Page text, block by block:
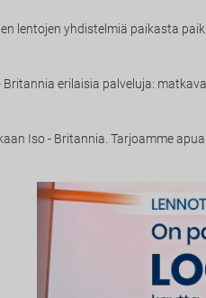
lentojen yhdistelmiä paikasta
Britannia erilaisia palveluja:
Iso - Britannia. Tarjoamme